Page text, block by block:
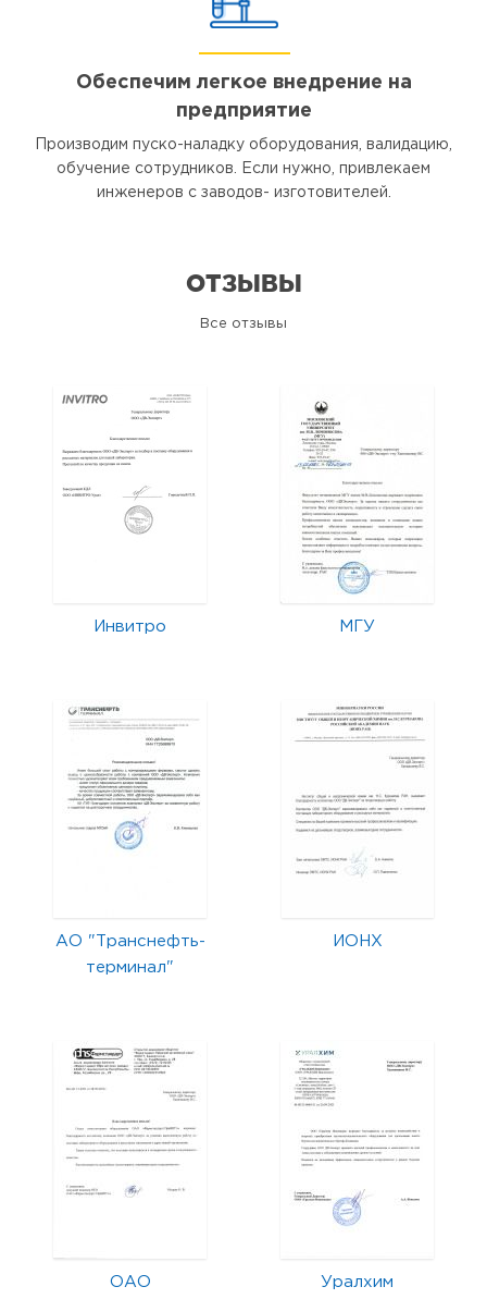
Обеспечим легкое внедрение на
предприятие
Производим пуско-наладку оборудования, валидацию,
обучение сотрудников. Если нужно, привлекаем
инженеров с заводов- изготовителей.
ОТЗЫВЫ
Все отзывы
Инвитро МГУ
АО "Транснефть-
терминал"
ИОНХ
ОАО
Уралхим